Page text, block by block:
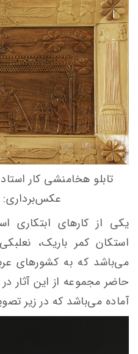
تابلو هخامنشی کار
عکس‌برداری: 31 تیر 1389)
یکی از کارهای ابتکاری
استکان کمر باریک،
می‌باشد که به کشورهای
حاضر مجموعه از این آثار
آماده می‌باشد که در زیر